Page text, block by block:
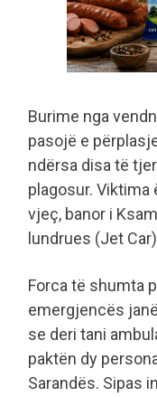
Burime nga
pasojë e
ndërsa disa të
plagosur. Viktima
vjeç, banor i
lundrues (Jet
Forca të shumta
emergjencës
se deri tani
paktën dy
Sarandës. Sipas